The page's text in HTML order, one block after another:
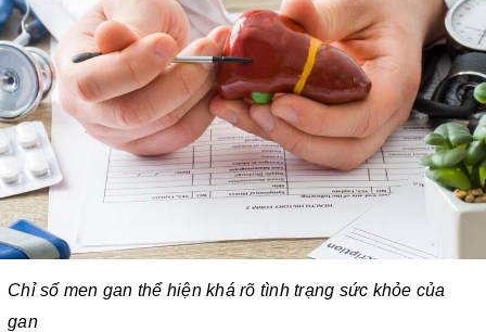
Chỉ số men gan thể hiện khá rõ tình trạng sức khỏe của
gan